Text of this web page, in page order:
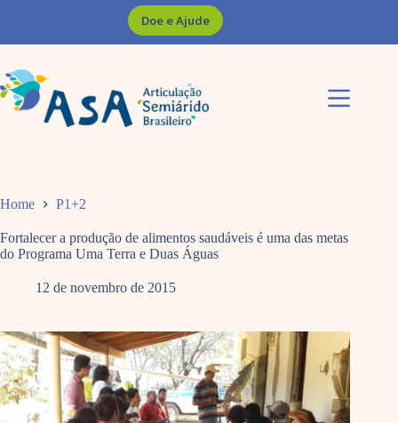
Doe e Ajude
Home P1+2
Fortalecer a produção de alimentos saudáveis é uma das metas
do Programa Uma Terra e Duas Águas
12 de novembro de 2015